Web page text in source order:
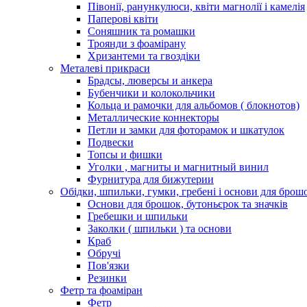
Півонії, ранункулюси, квіти магнолії і камелія
Паперові квіти
Соняшник та ромашки
Троянди з фоамірану
Хризантеми та гвоздіки
Металеві прикраси
Брадсы, люверсы и анкера
Бубенчики и колокольчики
Кольца и рамочки для альбомов ( блокнотов)
Металлические коннекторы
Петли и замки для фоторамок и шкатулок
Подвески
Топсы и фишки
Уголки , магниты и магнитный винил
Фурнитура для бижутерии
Обідки, шпильки, гумки, гребені і основи для
Основи для брошок, бутоньєрок та значків
Гребешки и шпильки
Заколки ( шпильки ) та основи
Краб
Обручі
Пов'язки
Резинки
Фетр та фоаміран
Фетр